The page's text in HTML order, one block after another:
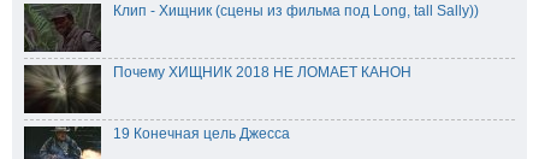
Клип - Хищник (сцены из фильма под Long, tall Sally))
Почему ХИЩНИК 2018 НЕ ЛОМАЕТ КАНОН
19 Конечная цель Джесса